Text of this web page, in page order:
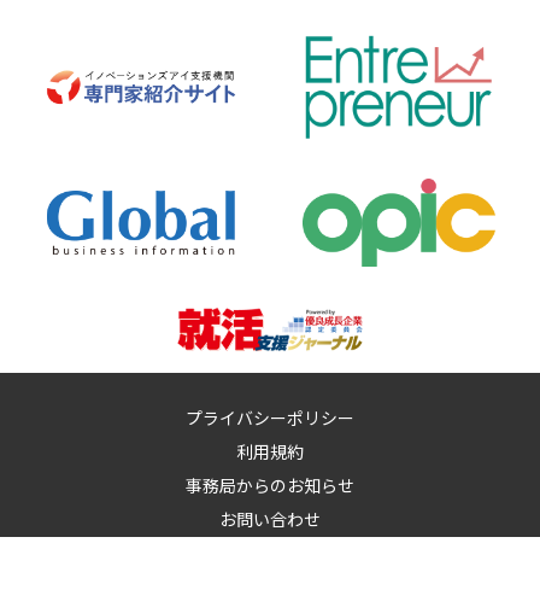
プライバシーポリシー
利用規約
事務局からのお知らせ
お問い合わせ